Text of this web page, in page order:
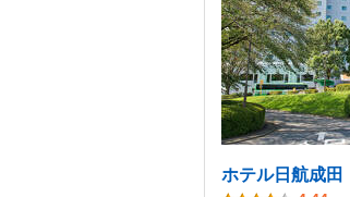
ホテル日航成田